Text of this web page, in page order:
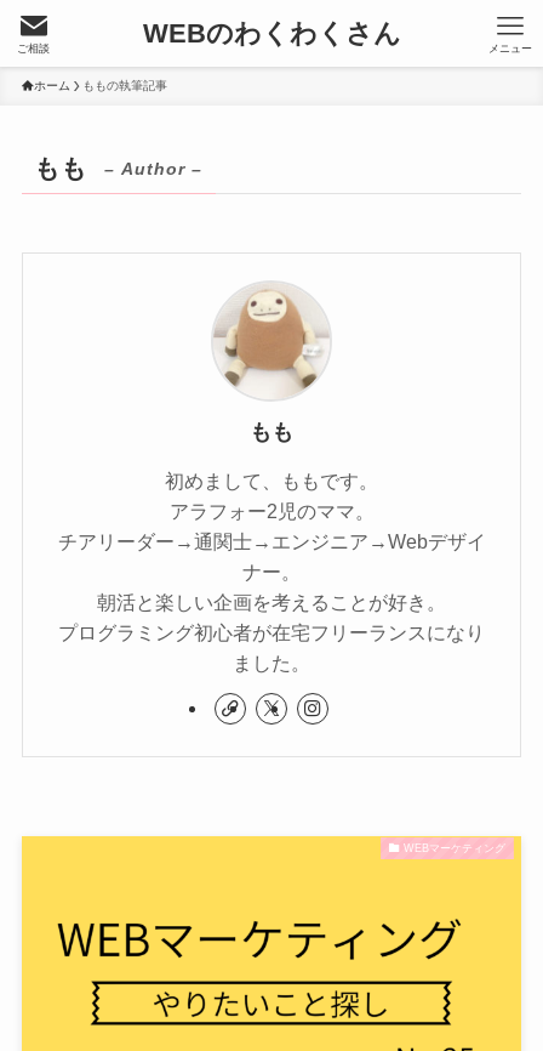
WEBのわくわくさん
ご相談 メニュー
ホーム ももの執筆記事
もも – Author –
もも
初めまして、ももです。
アラフォー2児のママ。
チアリーダー→通関士→エンジニア→Webデザイ
ナー。
朝活と楽しい企画を考えることが好き。
プログラミング初心者が在宅フリーランスになり
ました。
WEBマーケティング